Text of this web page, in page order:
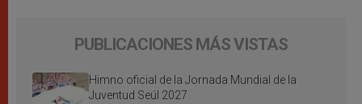
PUBLICACIONES MÁS VISTAS
Himno oficial de la Jornada Mundial de la
Juventud Seúl 2027